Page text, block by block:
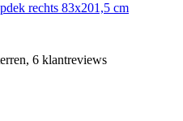
rechts 83x201,5 cm
6 klantreviews